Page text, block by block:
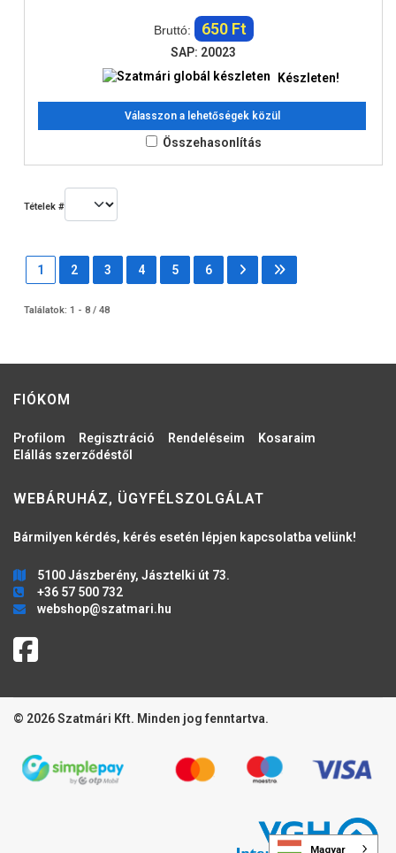
Bruttó: 650 Ft
SAP: 20023
Készleten!
Válasszon a lehetőségek közül
Összehasonlítás
Tételek #
1 2 3 4 5 6
Találatok: 1 - 8 / 48
FIÓKOM
Profilom Regisztráció Rendeléseim
Kosaraim
Elállás szerződéstől
WEBÁRUHÁZ, ÜGYFÉLSZOLGÁLAT
Bármilyen kérdés, kérés esetén lépjen kapcsolatba velünk!
5100 Jászberény, Jásztelki út 73.
+36 57 500 732
webshop@szatmari.hu
© 2026 Szatmári Kft. Minden jog fenntartva.
Magyar